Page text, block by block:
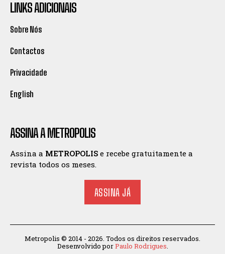
LINKS ADICIONAIS
Sobre Nós
Contactos
Privacidade
English
ASSINA A METROPOLIS
Assina a METROPOLIS e recebe gratuitamente a
revista todos os meses.
ASSINA JÁ
Metropolis © 2014 - 2026. Todos os direitos reservados.
Desenvolvido porPaulo Rodrigues.